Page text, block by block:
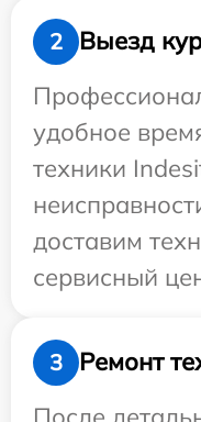
2
Выезд
удобное
техники
доставим
сервисный
3
Ремонт